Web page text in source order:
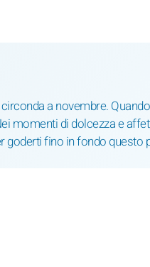
a novembre.
momenti di dolcezza e
goderti fino in fondo questo